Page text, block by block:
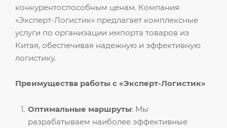
конкурентоспособным ценам. Компания
«Эксперт-Логистик» предлагает комплексные
услуги по организации импорта товаров из
Китая, обеспечивая надежную и эффективную
логистику.
Преимущества работы с «Эксперт-Логистик»
Оптимальные маршруты: Мы
разрабатываем наиболее эффективные